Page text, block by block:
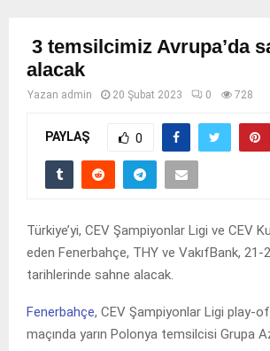
3 temsilcimiz Avrupa’da
alacak
Yazan admin 20 Şubat 2023 0 728
PAYLAŞ 0
Türkiye’yi, CEV Şampiyonlar Ligi ve CEV
eden Fenerbahçe, THY ve VakıfBank, 21-
tarihlerinde sahne alacak.
Fenerbahçe, CEV Şampiyonlar Ligi play-
maçında yarın Polonya temsilcisi Grupa